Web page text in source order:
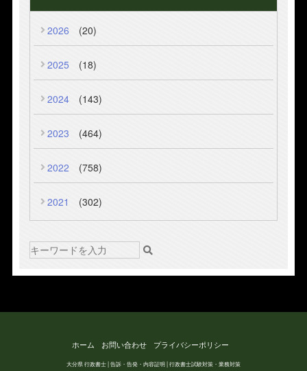
2026 (20)
2025 (18)
2024 (143)
2023 (464)
2022 (758)
2021 (302)
ホーム お問い合わせ プライバシーポリシー
大分県 行政書士 | 告訴・告発・内容証明 | 行政書士試験対策・業務対策